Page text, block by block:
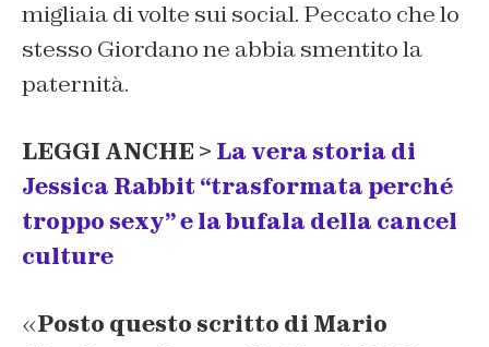
migliaia di volte sui social. Peccato che lo
stesso Giordano ne abbia smentito la
paternità.
LEGGI ANCHE > La vera storia di
Jessica Rabbit “trasformata perché
troppo sexy” e la bufala della cancel
culture
«Posto questo scritto di Mario